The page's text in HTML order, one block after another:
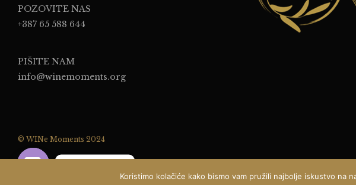
POZOVITE NAS
+387 65 588 644
PIŠITE NAM
info@winemoments.org
© WINe Moments 2024
Koristimo kolačiće kako bismo vam pružili najbolje iskustvo na